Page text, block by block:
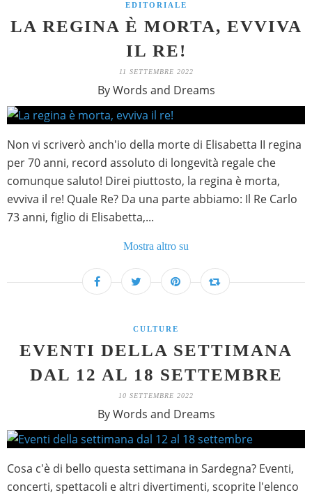
EDITORIALE
LA REGINA È MORTA, EVVIVA
IL RE!
11 SETTEMBRE 2022
By Words and Dreams
Non vi scriverò anch'io della morte di Elisabetta II regina
per 70 anni, record assoluto di longevità regale che
comunque saluto! Direi piuttosto, la regina è morta,
evviva il re! Quale Re? Da una parte abbiamo: Il Re Carlo
73 anni, figlio di Elisabetta,...
Mostra altro su
CULTURE
EVENTI DELLA SETTIMANA
DAL 12 AL 18 SETTEMBRE
10 SETTEMBRE 2022
By Words and Dreams
Cosa c'è di bello questa settimana in Sardegna? Eventi,
concerti, spettacoli e altri divertimenti, scoprite l'elenco